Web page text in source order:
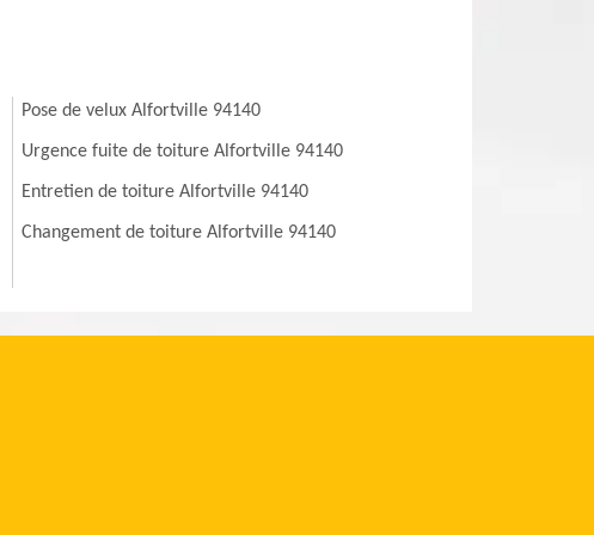
Pose de velux Alfortville 94140
Urgence fuite de toiture Alfortville 94140
Entretien de toiture Alfortville 94140
Changement de toiture Alfortville 94140